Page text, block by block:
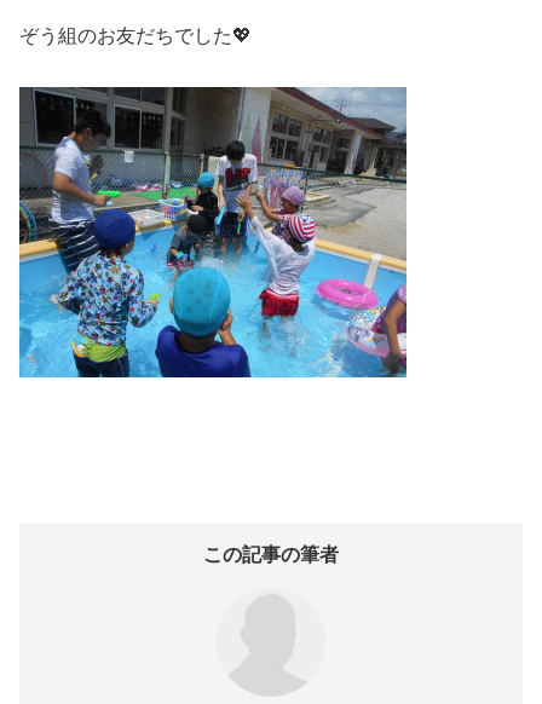
ぞう組のお友だちでした💖
この記事の筆者